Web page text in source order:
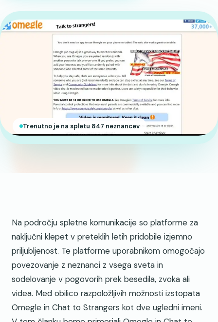
Trenutno je na spletu 847 neznancev
Na področju spletne komunikacije so platforme za
naključni klepet v preteklih letih pridobile izjemno
priljubljenost. Te platforme uporabnikom omogočajo
povezovanje z neznanci z vsega sveta in
sodelovanje v pogovorih prek besedila, zvoka ali
videa. Med obilico razpoložljivih možnosti izstopata
Omegle in Chat to Strangers kot dve ugledni imeni.